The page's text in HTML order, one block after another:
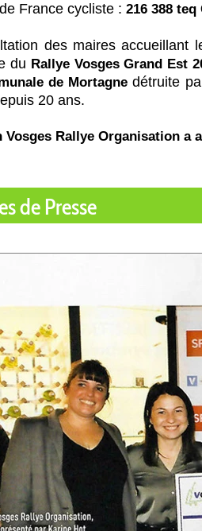
France cycliste : 216 388 teq
des maires accueillant
du Rallye Vosges Grand Est
de Mortagne détruite
20 ans.
Vosges Rallye Organisation a
de Presse